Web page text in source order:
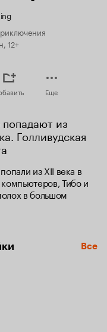
12+
Еще
из
Голливудская
из XII века в
Тибо и
в большом
Все